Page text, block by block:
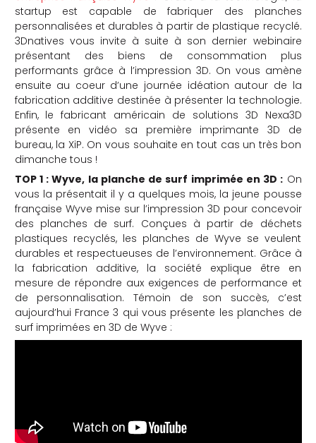
startup est capable de fabriquer des planches
personnalisées et durables à partir de plastique recyclé.
3Dnatives vous invite à suite à son dernier webinaire
présentant des biens de consommation plus
performants grâce à l’impression 3D. On vous amène
ensuite au coeur d’une journée idéation autour de la
fabrication additive destinée à présenter la technologie.
Enfin, le fabricant américain de solutions 3D Nexa3D
présente en vidéo sa première imprimante 3D de
bureau, la XiP. On vous souhaite en tout cas un très bon
dimanche tous !
TOP 1 : Wyve, la planche de surf imprimée en 3D : On
vous la présentait il y a quelques mois, la jeune pousse
française Wyve mise sur l’impression 3D pour concevoir
des planches de surf. Conçues à partir de déchets
plastiques recyclés, les planches de Wyve se veulent
durables et respectueuses de l’environnement. Grâce à
la fabrication additive, la société explique être en
mesure de répondre aux exigences de performance et
de personnalisation. Témoin de son succès, c’est
aujourd’hui France 3 qui vous présente les planches de
surf imprimées en 3D de Wyve :